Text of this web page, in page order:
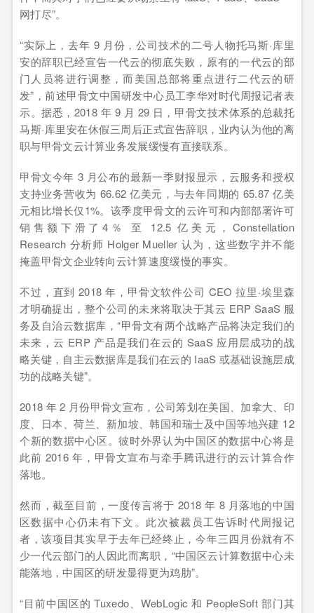
网打尽”。
“实际上，去年 9 月份，公司技术的二号人物托马斯·库里
安的辞职已经宣告一代云的彻底失败，原有的一代云的部
门人员将进行调整，而美国总部将重点进行二代云的研
发”，前述甲骨文中国研发中心员工李华对时代周报记者表
示。据悉，2018 年 9 月 29 日，甲骨文技术体系的总裁托
马斯·库里安在休假三周后正式宣告辞职，业内认为他的离
职与甲骨文云计算业务发展缓慢有直接联系。
甲骨文今年 3 月公布的最新一季财报显示，云服务和授权
支持业务营收为 66.62 亿美元，与去年同期的 65.87 亿美
元相比增长仅1%。该季度甲骨文的云许可和内部部署许可
销售额下滑了4％ 至 12.5 亿美元，Constellation
Research 分析师 Holger Mueller 认为，这些数字并不能
掩盖甲骨文企业转向云计算速度缓慢的事实。
不过，直到 2018 年，甲骨文软件公司 CEO 拉里·埃里森
才明确提出，整个公司的未来将取决于其云 ERP SaaS 服
务及自治云数据库，“甲骨文有两个战略产品将决定我们的
未来，云 ERP 产品是我们在云的 SaaS 应用层成功的战
略关键，自主云数据库是我们在云的 IaaS 或基础设施层成
功的战略关键”。
2018 年 2 月份甲骨文宣布，公司筹划在美国、加拿大、印
度、日本、荷兰、新加坡、韩国和瑞士及中国等地兴建 12
个新的数据中心区。彼时外界认为中国区的数据中心将是
此前 2016 年，甲骨文宣布与牵手腾讯进行的云计算合作
落地。
然而，截至目前，一度传言将于 2018 年 8 月落地的中国
区数据中心仍未有下文。此次被裁员工告诉时代周报记
者，该项目其实早于去年已经终止，今年三四月份就有不
少一代云部门的人因此而离职，“中国区云计算数据中心未
能落地，中国区的研发显得更为鸡肋”。
“目前中国区的 Tuxedo、WebLogic 和 PeopleSoft 部门其